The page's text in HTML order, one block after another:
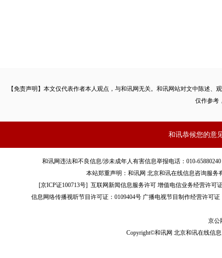
【免责声明】本文仅代表作者本人观点，与和讯网无关。和讯网站对文中陈述
仅作参考
和讯恭候您的意
和讯网违法和不良信息/涉未成年人有害信息举报电话：010-
本站郑重声明：和讯网 北京和讯在线信息咨询服
[京ICP证100713号]互联网新闻信息服务许可 增值电信业务经营许可
信息网络传播视听节目许可证：0109404号 广播电视节目制作经营许可证
京公
Copyright©和讯网 北京和讯在线信